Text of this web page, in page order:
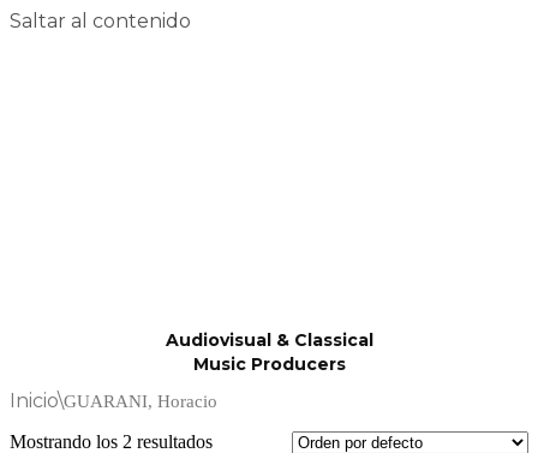
Saltar al contenido
Audiovisual & Classical
Music Producers
Inicio\GUARANI, Horacio
Mostrando los 2 resultados